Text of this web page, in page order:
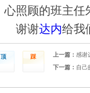
心照顾的班主任
谢谢达内给我
顶 踩 上一篇： 感谢
下一篇： 自己